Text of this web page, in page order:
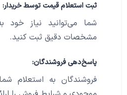
ثبت استعلام قیمت توسط خریدار:
مشخصات دقیق ثبت کنید.
پاسخ‌دهی فروشندگان:
فروشندگان به استعلام